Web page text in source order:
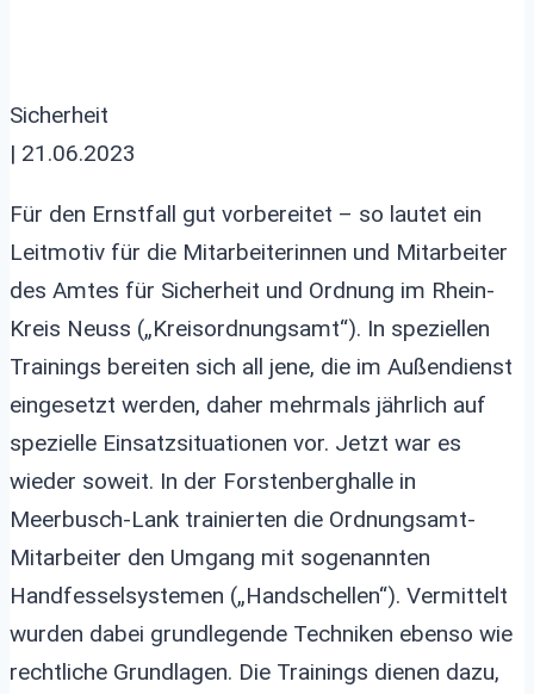
Sicherheit
| 21.06.2023
Für den Ernstfall gut vorbereitet – so lautet ein
Leitmotiv für die Mitarbeiterinnen und Mitarbeiter
des Amtes für Sicherheit und Ordnung im Rhein-
Kreis Neuss („Kreisordnungsamt“). In speziellen
Trainings bereiten sich all jene, die im Außendienst
eingesetzt werden, daher mehrmals jährlich auf
spezielle Einsatzsituationen vor. Jetzt war es
wieder soweit. In der Forstenberghalle in
Meerbusch-Lank trainierten die Ordnungsamt-
Mitarbeiter den Umgang mit sogenannten
Handfesselsystemen („Handschellen“). Vermittelt
wurden dabei grundlegende Techniken ebenso wie
rechtliche Grundlagen. Die Trainings dienen dazu,